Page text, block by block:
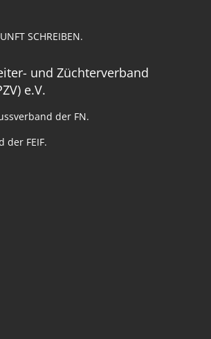
SCHREIBEN.
und Züchterverband
e.V.
der FN.
der FEIF.